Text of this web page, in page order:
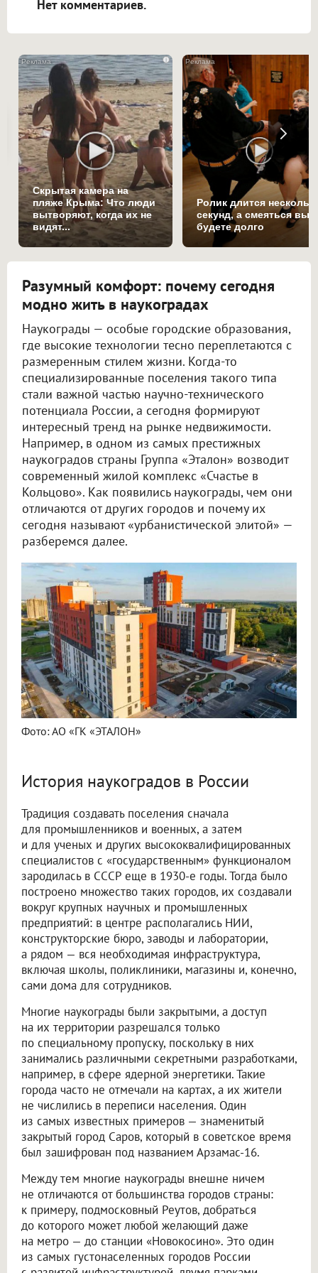
Нет комментариев.
i
Скрытая камера на
пляже Крыма: Что люди
вытворяют, когда их не
видят...
Ролик длится
секунд, а смеяться вы
будете долго
Разумный комфорт: почему сегодня
модно жить в наукоградах
Наукограды — особые городские образования,
где высокие технологии тесно переплетаются с
размеренным стилем жизни. Когда-то
специализированные поселения такого типа
стали важной частью научно-технического
потенциала России, а сегодня формируют
интересный тренд на рынке недвижимости.
Например, в одном из самых престижных
наукоградов страны Группа «Эталон» возводит
современный жилой комплекс «Счастье в
Кольцово». Как появились наукограды, чем они
отличаются от других городов и почему их
сегодня называют «урбанистической элитой» —
разберемся далее.
Фото: АО «ГК «ЭТАЛОН»
История наукоградов в России
Традиция создавать поселения сначала
для промышленников и военных, а затем
и для ученых и других высококвалифицированных
специалистов с «государственным» функционалом
зародилась в СССР еще в 1930-е годы. Тогда было
построено множество таких городов, их создавали
вокруг крупных научных и промышленных
предприятий: в центре располагались НИИ,
конструкторские бюро, заводы и лаборатории,
а рядом — вся необходимая инфраструктура,
включая школы, поликлиники, магазины и, конечно,
сами дома для сотрудников.
Многие наукограды были закрытыми, а доступ
на их территории разрешался только
по специальному пропуску, поскольку в них
занимались различными секретными разработками,
например, в сфере ядерной энергетики. Такие
города часто не отмечали на картах, а их жители
не числились в переписи населения. Один
из самых известных примеров — знаменитый
закрытый город Саров, который в советское время
был зашифрован под названием Арзамас-16.
Между тем многие наукограды внешне ничем
не отличаются от большинства городов страны:
к примеру, подмосковный Реутов, добраться
до которого может любой желающий даже
на метро — до станции «Новокосино». Это один
из самых густонаселенных городов России